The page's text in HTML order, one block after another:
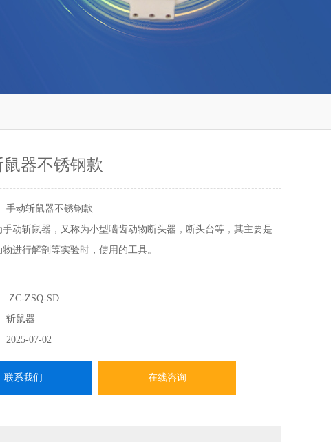
器不锈钢款
手动斩鼠器不锈钢款
手动斩鼠器，又称为小型啮齿动物断头器，断头台等，其主要是
进行解剖等实验时，使用的工具。
ZC-ZSQ-SD
斩鼠器
2025-07-02
联系我们 在线咨询